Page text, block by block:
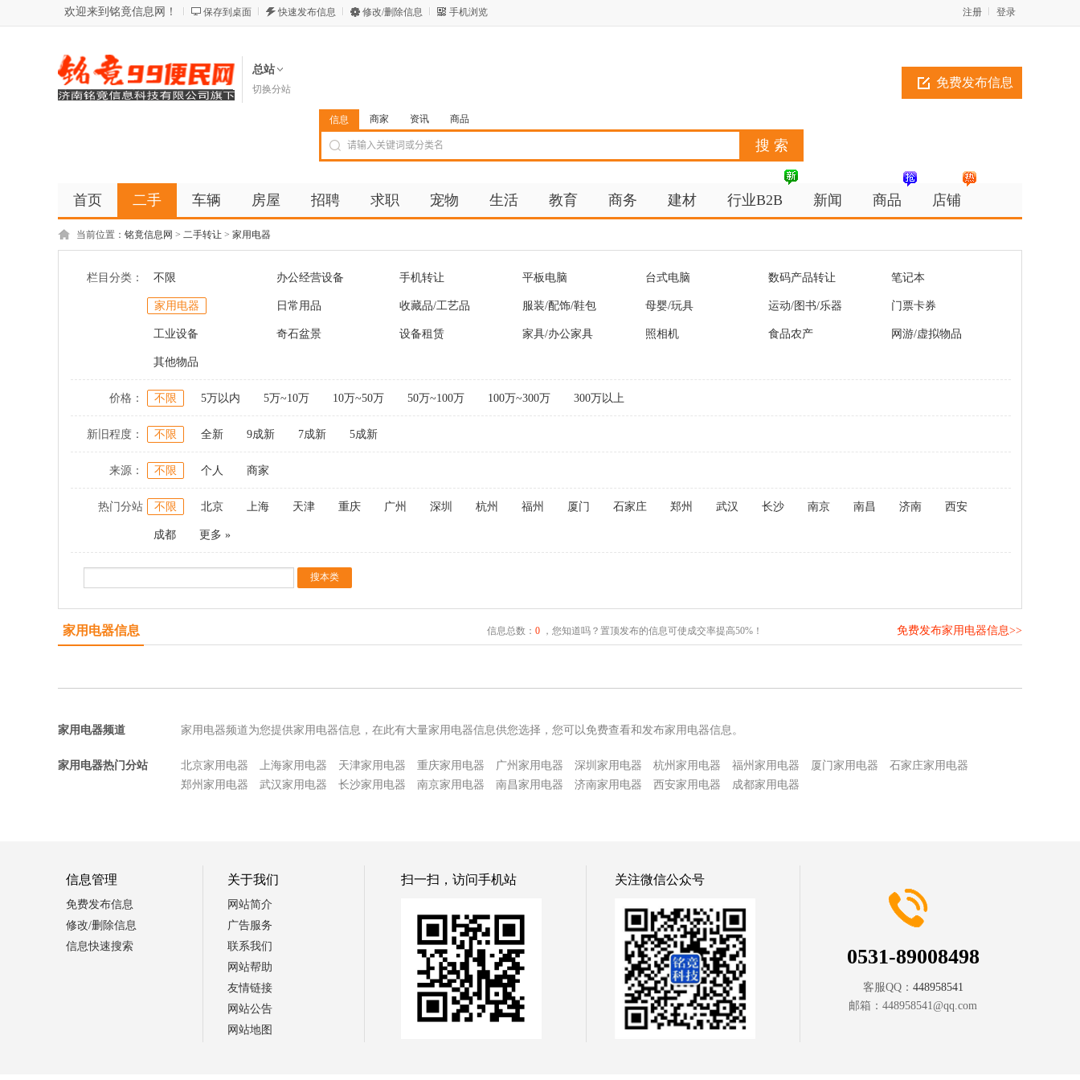
欢迎来到铭竟信息网！ 保存到桌面 快速发布信息 修改/删除信息 手机浏览 登录
注册
总站
切换分站 免费发布信息
信息 商家 资讯 商品
首页 二手 车辆 房屋 招聘 求职 宠物 生活 教育 商务 建材 行业B2B 新闻 商品 店铺
当前位置： 铭竟信息网 > 二手转让 > 家用电器
栏目分类： 不限 办公经营设备 手机转让 平板电脑 台式电脑 数码产品转让 笔记本
家用电器 日常用品 收藏品/工艺品 服装/配饰/鞋包 母婴/玩具 运动/图书/乐器 门票卡券
工业设备 奇石盆景 设备租赁 家具/办公家具 照相机 食品农产 网游/虚拟物品
其他物品
价格： 不限 5万以内 5万~10万 10万~50万 50万~100万 100万~300万 300万以上
新旧程度： 不限 全新 9成新 7成新 5成新
来源： 不限 个人 商家
热门分站 不限 北京 上海 天津 重庆 广州 深圳 杭州 福州 厦门 石家庄 郑州 武汉 长沙 南京 南昌 济南 西安
成都 更多 »
家用电器信息 信息总数： 0，您知道吗？置顶发布的信息可使成交率提高50%！ 免费发布家用电器信息>>
家用电器频道 家用电器频道为您提供家用电器信息，在此有大量家用电器信息供您选择，您可以免费查看和发布家用电器信息。
家用电器热门分站 北京家用电器 上海家用电器 天津家用电器 重庆家用电器 广州家用电器 深圳家用电器 杭州家用电器 福州家用电器 厦门家用电器
石家庄家用电器
郑州家用电器
武汉家用电器 长沙家用电器 南京家用电器 南昌家用电器 济南家用电器 西安家用电器 成都家用电器
信息管理
免费发布信息
修改/删除信息
信息快速搜索
关于我们
网站简介
广告服务
联系我们
网站帮助
友情链接
网站公告
网站地图
扫一扫，访问手机站 关注微信公众号
0531-89008498
客服QQ： 448958541
邮箱： 448958541@qq.com